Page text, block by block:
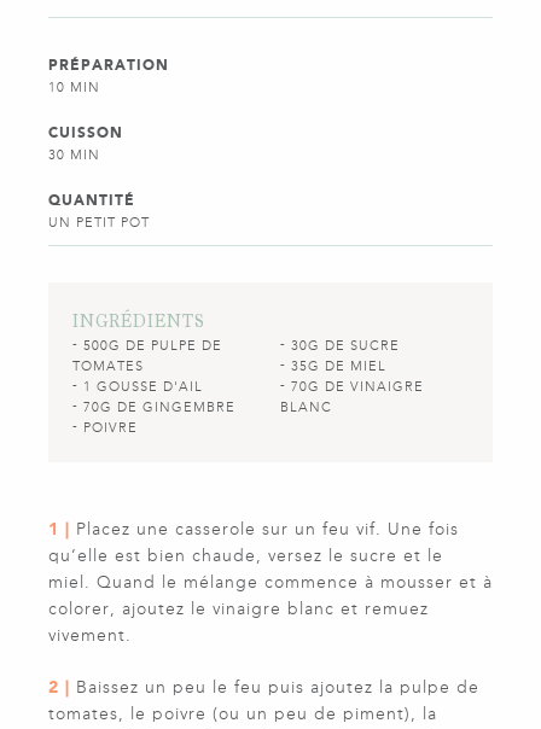
PRÉPARATION
10 MIN
CUISSON
30 MIN
QUANTITÉ
UN PETIT POT
INGRÉDIENTS
500G DE PULPE DE
TOMATES
1 GOUSSE D'AIL
70G DE GINGEMBRE
POIVRE
30G DE SUCRE
35G DE MIEL
70G DE VINAIGRE
BLANC
1 | Placez une casserole sur un feu vif. Une fois
qu’elle est bien chaude, versez le sucre et le
miel. Quand le mélange commence à mousser et à
colorer, ajoutez le vinaigre blanc et remuez
vivement.
2 | Baissez un peu le feu puis ajoutez la pulpe de
tomates, le poivre (ou un peu de piment), la